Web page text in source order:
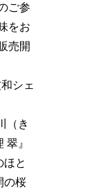
ご参
をお
売開
シェ
（き
』
ほと
の桜